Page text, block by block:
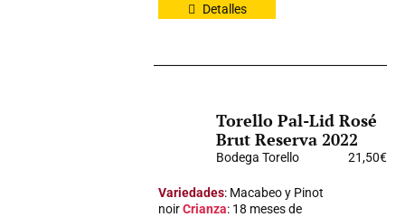
Detalles
Torello Pal-Lid Rosé
Brut Reserva 2022
Bodega Torello 21,50€
Variedades: Macabeo y Pinot
noirCrianza: 18 meses de